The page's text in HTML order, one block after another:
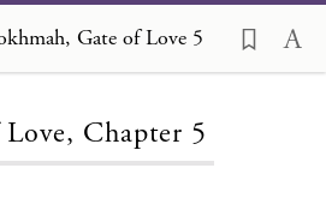
Gate of Love 5
Chapter 5